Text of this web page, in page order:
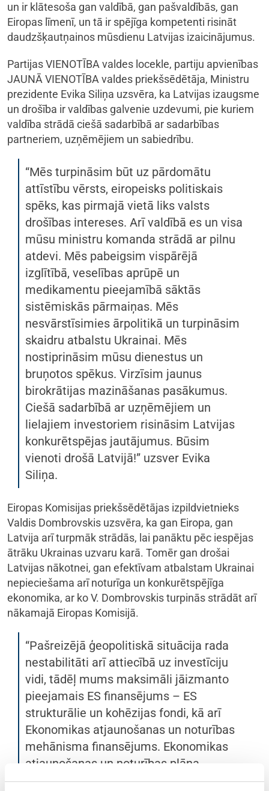
un ir klātesoša gan valdībā, gan pašvaldībās, gan
Eiropas līmenī, un tā ir spējīga kompetenti risināt
daudzšķautņainos mūsdienu Latvijas izaicinājumus.
Partijas VIENOTĪBA valdes locekle, partiju apvienības
JAUNĀ VIENOTĪBA valdes priekšsēdētāja, Ministru
prezidente Evika Siliņa uzsvēra, ka Latvijas izaugsme
un drošība ir valdības galvenie uzdevumi, pie kuriem
valdība strādā ciešā sadarbībā ar sadarbības
partneriem, uzņēmējiem un sabiedrību.
“Mēs turpināsim būt uz pārdomātu
attīstību vērsts, eiropeisks politiskais
spēks, kas pirmajā vietā liks valsts
drošības intereses. Arī valdībā es un visa
mūsu ministru komanda strādā ar pilnu
atdevi. Mēs pabeigsim vispārējā
izglītībā, veselības aprūpē un
medikamentu pieejamībā sāktās
sistēmiskās pārmaiņas. Mēs
nesvārstīsimies ārpolitikā un turpināsim
skaidru atbalstu Ukrainai. Mēs
nostiprināsim mūsu dienestus un
bruņotos spēkus. Virzīsim jaunus
birokrātijas mazināšanas pasākumus.
Ciešā sadarbībā ar uzņēmējiem un
lielajiem investoriem risināsim Latvijas
konkurētspējas jautājumus. Būsim
vienoti drošā Latvijā!” uzsver Evika
Siliņa.
Eiropas Komisijas priekšsēdētājas izpildvietnieks
Valdis Dombrovskis uzsvēra, ka gan Eiropa, gan
Latvija arī turpmāk strādās, lai panāktu pēc iespējas
ātrāku Ukrainas uzvaru karā. Tomēr gan drošai
Latvijas nākotnei, gan efektīvam atbalstam Ukrainai
nepieciešama arī noturīga un konkurētspējīga
ekonomika, ar ko V. Dombrovskis turpinās strādāt arī
nākamajā Eiropas Komisijā.
“Pašreizējā ģeopolitiskā situācija rada
nestabilitāti arī attiecībā uz investīciju
vidi, tādēļ mums maksimāli jāizmanto
pieejamais ES finansējums – ES
strukturālie un kohēzijas fondi, kā arī
Ekonomikas atjaunošanas un noturības
mehānisma finansējums. Ekonomikas
atjaunošanas un noturības plāna
ietvaros Latvija jau ir saņēmusi divus